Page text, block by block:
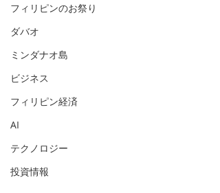
フィリピンのお祭り
ダバオ
ミンダナオ島
ビジネス
フィリピン経済
AI
テクノロジー
投資情報